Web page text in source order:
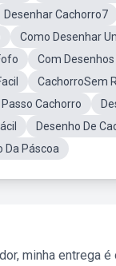
Desenhar Cachorro7
Como Desenhar
Com
CachorroSem
Cachorro
Desenho De
Da Páscoa
minha entrega